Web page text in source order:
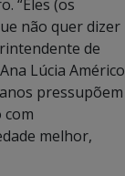
“Eles (os
não quer dizer
de
Lúcia Américo
pressupõem
com
melhor,